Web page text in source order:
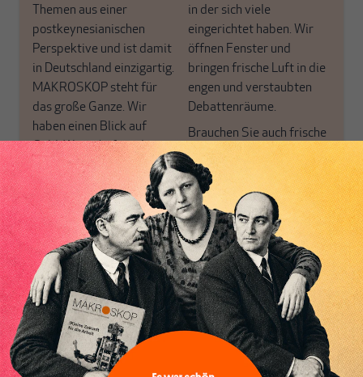
Inhaltsverzeichnis
Themen aus einer
postkeynesianischen
Perspektive und ist damit
in Deutschland einzigartig.
MAKROSKOP steht für
das große Ganze. Wir
haben einen Blick auf
Geld, Wirtschaft und
Politik, den Sie so
woanders nicht finden.
Dabei leben wir von
unseren Autoren, ihren
Recherchen, ihrem Wissen
und ihrem Enthusiasmus.
Gemeinsam scheren wir
aus den schmaler
werdenden Leitplanken
des Denkens aus.
in der sich viele
eingerichtet haben. Wir
öffnen Fenster und
bringen frische Luft in die
engen und verstaubten
Debattenräume.
Brauchen Sie auch frische
Luft? Dann folgen Sie
einfach dem Button.
ABONNIEREN SIE
MAKROSKOP
Schon Abonnent? Dann
hier einloggen!